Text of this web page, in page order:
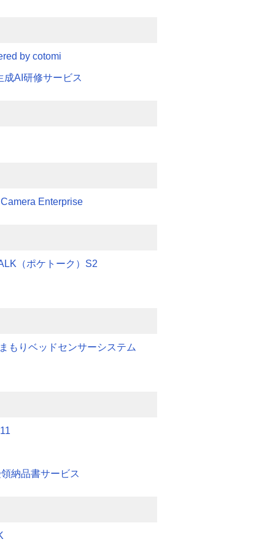
by cotomi
成AI研修サービス
Enterprise
（ポケトーク）S2
もりベッドセンサーシステム
納品書サービス